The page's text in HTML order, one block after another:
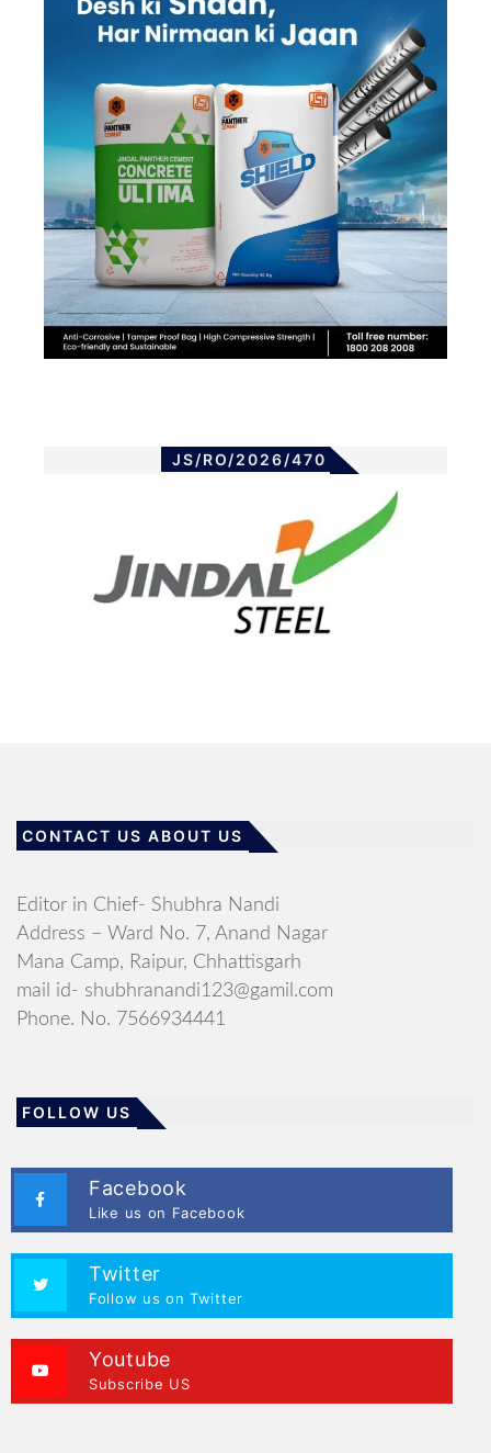
JS/RO/2026/470
CONTACT US ABOUT US
Editor in Chief- Shubhra Nandi
Address – Ward No. 7, Anand Nagar
Mana Camp, Raipur, Chhattisgarh
mail id- shubhranandi123@gamil.com
Phone. No. 7566934441
FOLLOW US
Facebook
Like us on Facebook
Twitter
Follow us on Twitter
Youtube
Subscribe US